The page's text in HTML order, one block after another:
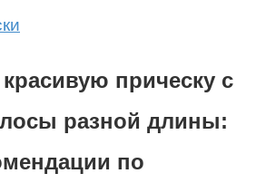
красивую прическу с
разной длины:
по